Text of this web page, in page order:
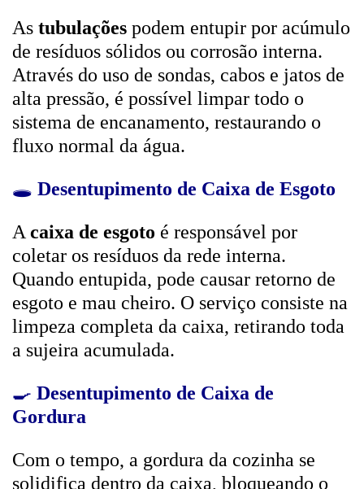
As tubulações podem entupir por acúmulo
de resíduos sólidos ou corrosão interna.
Através do uso de sondas, cabos e jatos de
alta pressão, é possível limpar todo o
sistema de encanamento, restaurando o
fluxo normal da água.
🕳️ Desentupimento de Caixa de Esgoto
A caixa de esgoto é responsável por
coletar os resíduos da rede interna.
Quando entupida, pode causar retorno de
esgoto e mau cheiro. O serviço consiste na
limpeza completa da caixa, retirando toda
a sujeira acumulada.
🍳 Desentupimento de Caixa de
Gordura
Com o tempo, a gordura da cozinha se
solidifica dentro da caixa, bloqueando o